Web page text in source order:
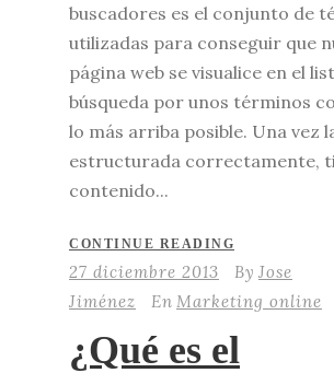
buscadores es el conjunto de
utilizadas para conseguir que
página web se visualice en el
búsqueda por unos términos
lo más arriba posible. Una vez
estructurada correctamente,
contenido...
CONTINUE READING
27 diciembre 2013 By Jose
Jiménez
En Marketing online
¿Qué es el